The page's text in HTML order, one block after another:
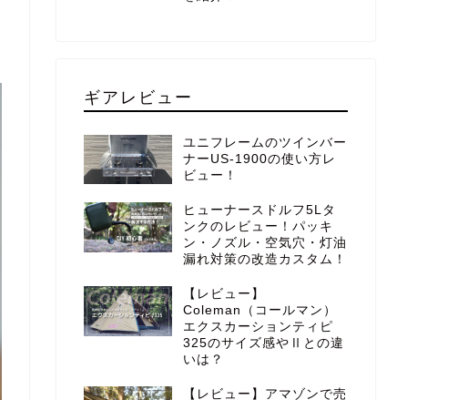
ギアレビュー
ユニフレームのツインバー
ナーUS-1900の使い方レ
ビュー！
ヒューナースドルフ5Lタ
ンクのレビュー！パッキ
ン・ノズル・空気穴・灯油
漏れ対策の改造カスタム！
【レビュー】
Coleman（コールマン）
エクスカーションティピ
325のサイズ感やⅡとの違
いは？
【レビュー】アマゾンで売